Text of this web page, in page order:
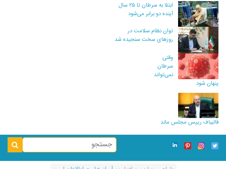
ابتلا به سرطان تا ۲۵ سال
آینده دو برابر می‌شود
توان نظام سلامت در
روزهای سخت سنجیده شد
وقتی
سرطان
نمی‌تواند
پنهان شود
قالیباف رییس مجلس ماند